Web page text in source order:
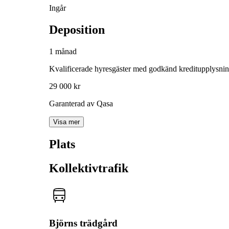
Ingår
Deposition
1 månad
Kvalificerade hyresgäster med godkänd
29 000 kr
Garanterad av Qasa
Visa mer
Plats
Kollektivtrafik
Björns trädgård